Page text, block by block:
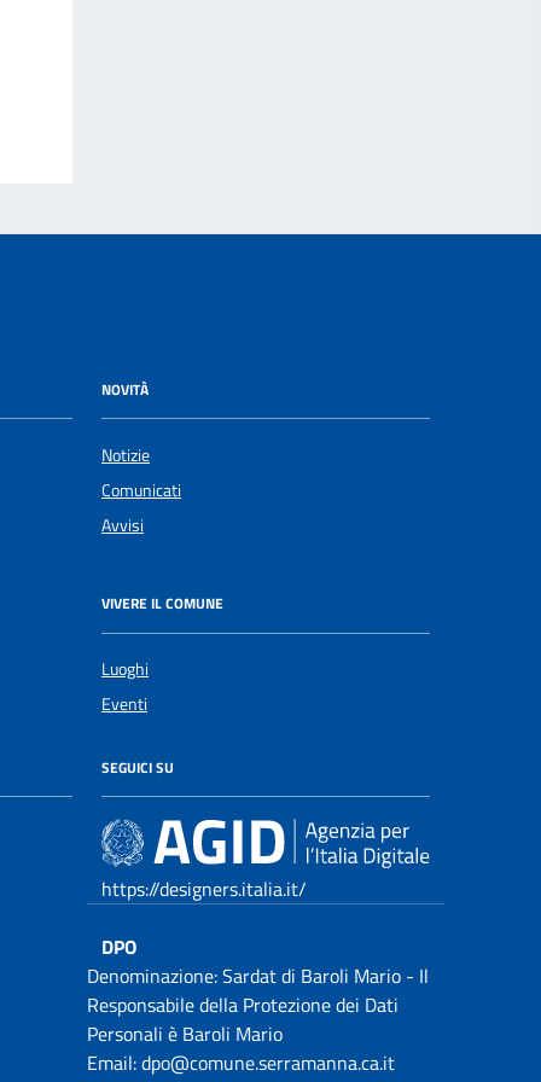
NOVITÀ
Notizie
Comunicati
Avvisi
VIVERE IL COMUNE
Luoghi
Eventi
SEGUICI SU
https://designers.italia.it/
DPO
Denominazione: Sardat di Baroli Mario - Il
Responsabile della Protezione dei Dati
Personali è Baroli Mario
Email: dpo@comune.serramanna.ca.it